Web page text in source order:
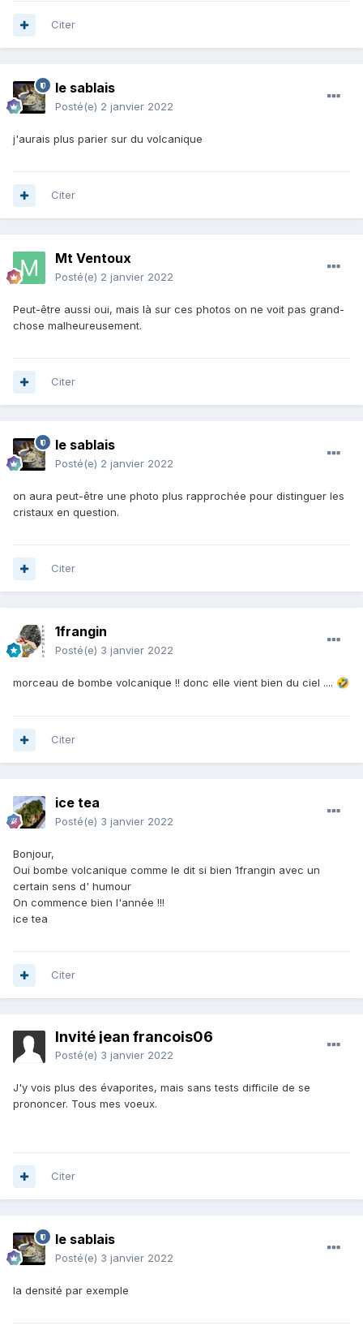
Citer
le sablais
Posté(e) 2 janvier 2022
j'aurais plus parier sur du volcanique
Citer
Mt Ventoux
Posté(e) 2 janvier 2022
Peut-être aussi oui, mais là sur ces photos on ne voit pas grand-
chose malheureusement.
Citer
le sablais
Posté(e) 2 janvier 2022
on aura peut-être une photo plus rapprochée pour distinguer les
cristaux en question.
Citer
1frangin
Posté(e) 3 janvier 2022
morceau de bombe volcanique !! donc elle vient bien du ciel .... 🤣
Citer
ice tea
Posté(e) 3 janvier 2022
Bonjour,
Oui bombe volcanique comme le dit si bien 1frangin avec un
certain sens d' humour
On commence bien l'année !!!
ice tea
Citer
Invité jean francois06
Posté(e) 3 janvier 2022
J'y vois plus des évaporites, mais sans tests difficile de se
prononcer. Tous mes voeux.
Citer
le sablais
Posté(e) 3 janvier 2022
la densité par exemple